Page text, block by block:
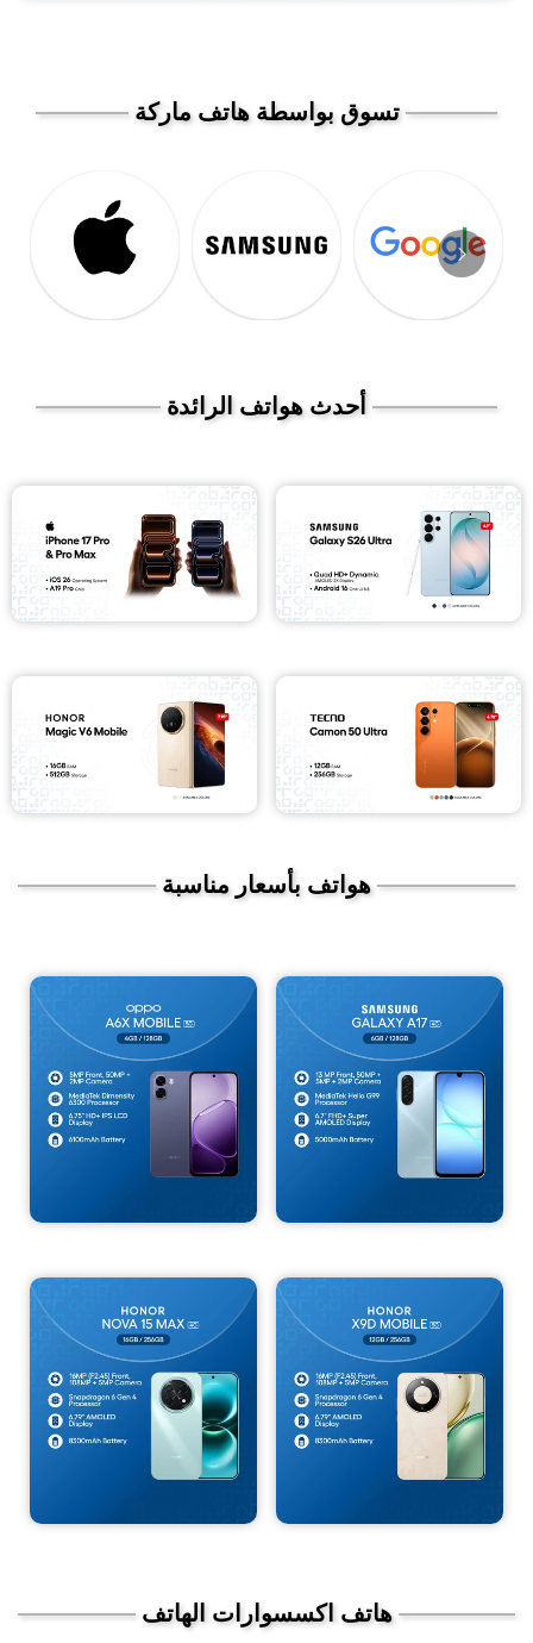
تسوق بواسطة هاتف ماركة
أحدث هواتف الرائدة
هواتف بأسعار مناسبة
هاتف اكسسوارات الهاتف